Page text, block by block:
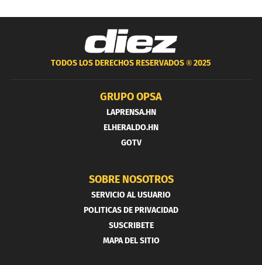
TODOS LOS DERECHOS RESERVADOS ®2025
GRUPO OPSA
LAPRENSA.HN
ELHERALDO.HN
GOTV
SOBRE NOSOTROS
SERVICIO AL USUARIO
POLITICAS DE PRIVACIDAD
SUSCRIBETE
MAPA DEL SITIO